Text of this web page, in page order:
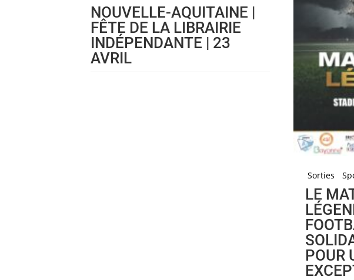
NOUVELLE-AQUITAINE |
FÊTE DE LA LIBRAIRIE
INDÉPENDANTE | 23
AVRIL
Sorties
LE
POUR